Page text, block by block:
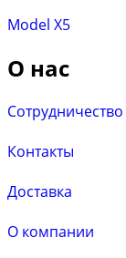
Model X5
О нас
Сотрудничество
Контакты
Доставка
О компании